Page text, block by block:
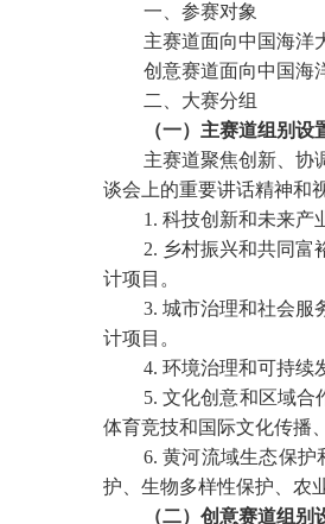
一、参赛对象
主赛道面向中国海洋
创意赛道面向中国海
二、大赛分组
（一）主赛道组别设
主赛道聚焦创新、协
谈会上的重要讲话精神和
1. 科技创新和未来产
2. 乡村振兴和共同富
计项目。
3. 城市治理和社会服
计项目。
4. 环境治理和可持续
5. 文化创意和区域合
体育竞技和国际文化传播
6. 黄河流域生态保
护、生物多样性保护、农
（二）创意赛道组别